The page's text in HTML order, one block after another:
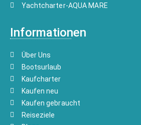
Yachtcharter-AQUA MARE
Informationen
Über Uns
Bootsurlaub
Kaufcharter
Kaufen neu
Kaufen gebraucht
Reiseziele